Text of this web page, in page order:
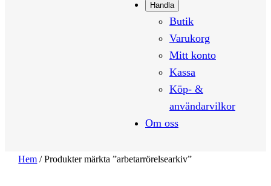
Handla
Butik
Varukorg
Mitt konto
Kassa
Köp- &
användarvilkor
Om oss
Hem / Produkter märkta ”arbetarrörelsearkiv”